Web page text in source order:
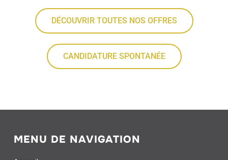
DÉCOUVRIR TOUTES NOS OFFRES
CANDIDATURE SPONTANÉE
MENU DE NAVIGATION